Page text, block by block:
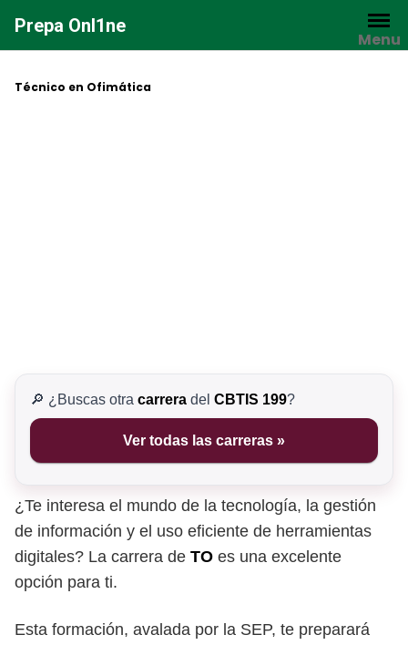
contenido
Prepa Onl1ne
Menu
Técnico en Ofimática
🔎 ¿Buscas otra carrera del CBTIS 199?
Ver todas las carreras »
¿Te interesa el mundo de la tecnología, la gestión
de información y el uso eficiente de herramientas
digitales? La carrera de TO es una excelente
opción para ti.
Esta formación, avalada por la SEP, te preparará